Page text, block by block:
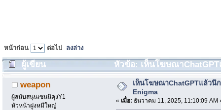
หน้าก่อน ต่อไป ลงล่าง
ผู้เขียน หัวข้อ: เห็นโฆษณาChatGPT
weapon
ผู้สนับสนุนเซนนิคุงY1
หัวหน้าฝูงหมีใหญ่
เห็นโฆษณาChatGPTแล้วนึ
Enigma
« เมื่อ: ธันวาคม 11, 2025, 11:10:09 AM